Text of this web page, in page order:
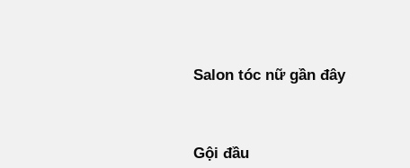
Salon tóc nữ gần đây
Gội đầu